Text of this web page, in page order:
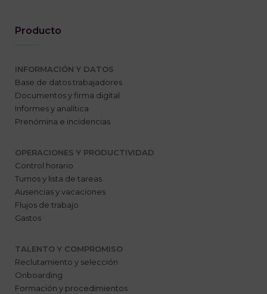
Producto
INFORMACIÓN Y DATOS
Base de datos trabajadores
Documentos y firma digital
Informes y analítica
Prenómina e incidencias
OPERACIONES Y PRODUCTIVIDAD
Control horario
Turnos y lista de tareas
Ausencias y vacaciones
Flujos de trabajo
Gastos
TALENTO Y COMPROMISO
Reclutamiento y selección
Onboarding
Formación y procedimientos